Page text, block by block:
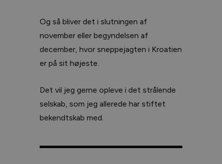
Og så bliver det i slutningen af
november eller begyndelsen af
december, hvor sneppejagten i Kroatien
er på sit højeste.
Det vil jeg gerne opleve i det strålende
selskab, som jeg allerede har stiftet
bekendtskab med.